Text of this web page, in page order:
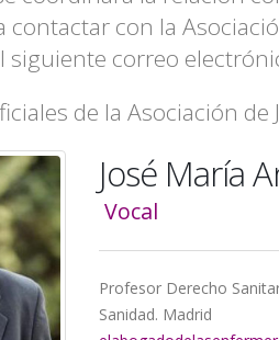
contactar con la
siguiente correo
de la Asociación de
José María
Vocal
Profesor Derecho
Sanidad. Madrid